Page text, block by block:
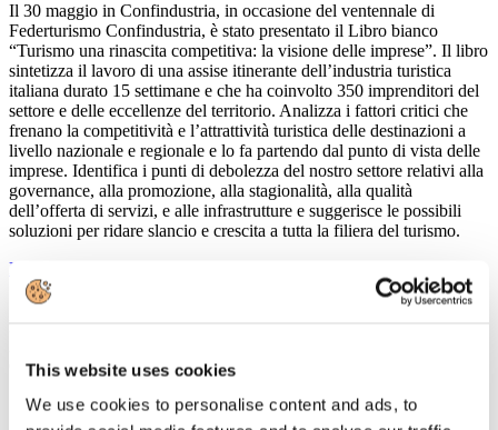
This website uses cookies
We use cookies to personalise content and ads, to
Il 30 maggio in Confindustria, in occasione del ventennale di
Federturismo Confindustria, è stato presentato il Libro bianco
“Turismo una rinascita competitiva: la visione delle imprese”. Il libro
sintetizza il lavoro di una assise itinerante dell’industria turistica
italiana durato 15 settimane e che ha coinvolto 350 imprenditori del
settore e delle eccellenze del territorio. Analizza i fattori critici che
frenano la competitività e l’attrattività turistica delle destinazioni a
livello nazionale e regionale e lo fa partendo dal punto di vista delle
imprese. Identifica i punti di debolezza del nostro settore relativi alla
governance, alla promozione, alla stagionalità, alla qualità
dell’offerta di servizi, e alle infrastrutture e suggerisce le possibili
soluzioni per ridare slancio e crescita a tutta la filiera del turismo.
Leggi tutto...
Confindustria Nord Sardegna
Seminario sul turismo